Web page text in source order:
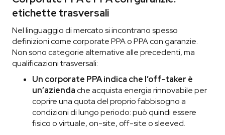
etichette trasversali
Nel linguaggio di mercato si incontrano spesso
definizioni come corporate PPA o PPA con garanzie.
Non sono categorie alternative alle precedenti, ma
qualificazioni trasversali:
Un corporate PPA indica che l’off-taker è
un’aziendache acquista energia rinnovabile per
coprire una quota del proprio fabbisogno a
condizioni di lungo periodo: può quindi essere
fisico o virtuale, on-site, off-site o sleeved.